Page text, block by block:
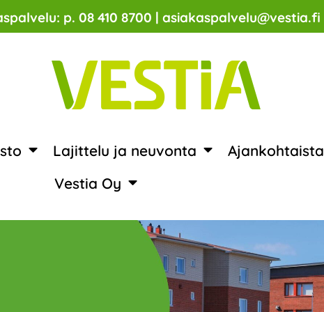
p. 08 410 8700 | asiakaspalvelu@vestia.fi
Lajittelu ja neuvonta Ajankohtaista
Vestia Oy